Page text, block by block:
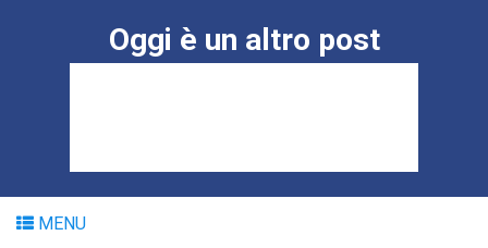
Oggi è un altro post
MENU